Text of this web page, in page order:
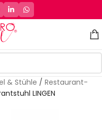
& Stühle / Restaurant-
LINGEN